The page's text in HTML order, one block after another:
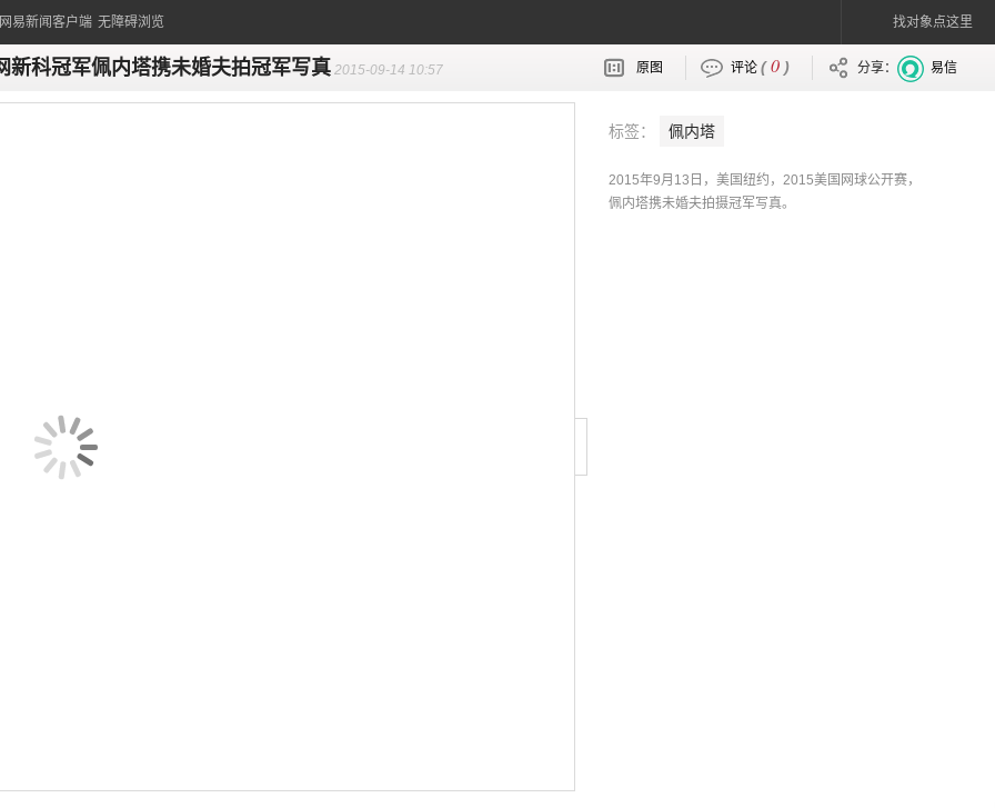
易新闻客户端 无障碍浏览 找对象点这里
新科冠军佩内塔携未婚夫拍冠军写真 2015-09-14 10:57 原图 评论 (0 ) 分享： 易信
标签： 佩内塔
2015年9月13日，美国纽约，2015美国网球公开赛，
佩内塔携未婚夫拍摄冠军写真。